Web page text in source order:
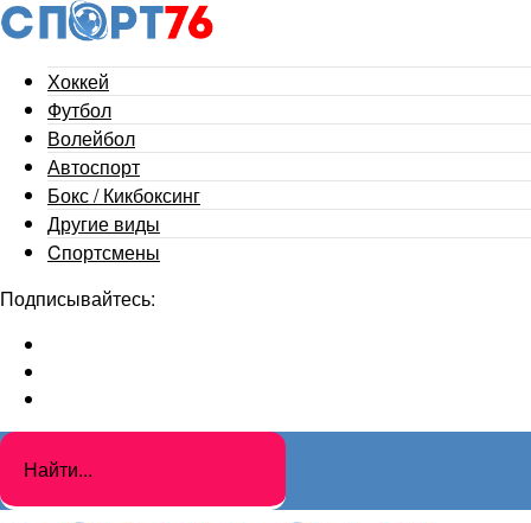
Хоккей
Футбол
Волейбол
Автоспорт
Бокс / Кикбоксинг
Другие виды
Cпортсмены
Подписывайтесь: